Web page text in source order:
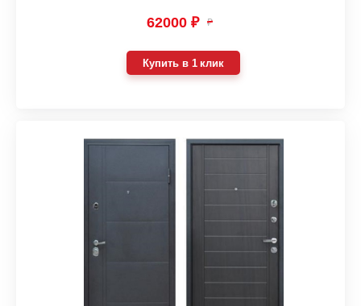
62000 ₽ ₽
Купить в 1 клик